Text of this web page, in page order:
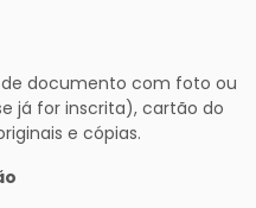
documento com foto ou
já for inscrita), cartão do
e cópias.